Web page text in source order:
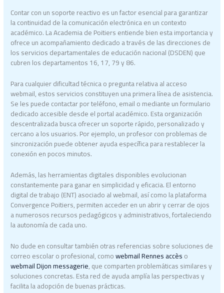
Contar con un soporte reactivo es un factor esencial para garantizar
la continuidad de la comunicación electrónica en un contexto
académico. La Academia de Poitiers entiende bien esta importancia y
ofrece un acompañamiento dedicado a través de las direcciones de
los servicios departamentales de educación nacional (DSDEN) que
cubren los departamentos 16, 17, 79 y 86.
Para cualquier dificultad técnica o pregunta relativa al acceso
webmail, estos servicios constituyen una primera línea de asistencia.
Se les puede contactar por teléfono, email o mediante un formulario
dedicado accesible desde el portal académico. Esta organización
descentralizada busca ofrecer un soporte rápido, personalizado y
cercano a los usuarios. Por ejemplo, un profesor con problemas de
sincronización puede obtener ayuda específica para restablecer la
conexión en pocos minutos.
Además, las herramientas digitales disponibles evolucionan
constantemente para ganar en simplicidad y eficacia. El entorno
digital de trabajo (ENT) asociado al webmail, así como la plataforma
Convergence Poitiers, permiten acceder en un abrir y cerrar de ojos
a numerosos recursos pedagógicos y administrativos, fortaleciendo
la autonomía de cada uno.
No dude en consultar también otras referencias sobre soluciones de
correo escolar o profesional, comowebmail Rennes accèso
webmail Dijon messagerie, que comparten problemáticas similares y
soluciones concretas. Esta red de ayuda amplía las perspectivas y
facilita la adopción de buenas prácticas.